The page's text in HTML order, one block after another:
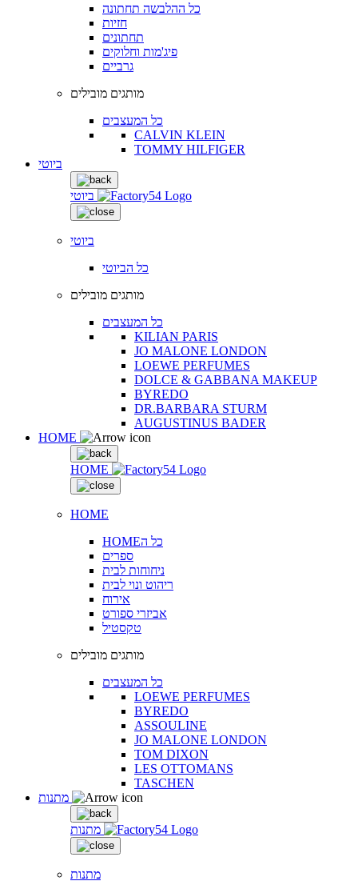
כל ההלבשה תחתונה
חזיות
תחתונים
פיג'מות וחלוקים
גרביים
מותגים מובילים
כל המעצבים
CALVIN KLEIN
TOMMY HILFIGER
ביוטי
ביוטי
ביוטי
כל הביוטי
מותגים מובילים
כל המעצבים
KILIAN PARIS
JO MALONE LONDON
LOEWE PERFUMES
DOLCE & GABBANA MAKEUP
BYREDO
DR.BARBARA STURM
AUGUSTINUS BADER
HOME
HOME
HOME
HOMEכל ה
ספרים
ניחוחות לבית
ריהוט ונוי לבית
אירוח
אביזרי ספורט
טקסטיל
מותגים מובילים
כל המעצבים
LOEWE PERFUMES
BYREDO
ASSOULINE
JO MALONE LONDON
TOM DIXON
LES OTTOMANS
TASCHEN
מתנות
מתנות